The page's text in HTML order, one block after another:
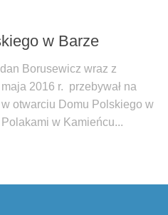
w Barze
Borusewicz wraz z
2016 r. przebywał na
otwarciu Domu Polskiego w
w Kamieńcu...